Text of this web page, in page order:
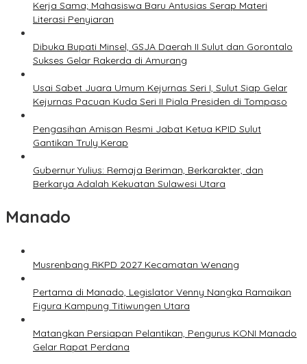
Kerja Sama; Mahasiswa Baru Antusias Serap Materi
Literasi Penyiaran
Dibuka Bupati Minsel, GSJA Daerah II Sulut dan Gorontalo
Sukses Gelar Rakerda di Amurang
Usai Sabet Juara Umum Kejurnas Seri I, Sulut Siap Gelar
Kejurnas Pacuan Kuda Seri II Piala Presiden di Tompaso
Pengasihan Amisan Resmi Jabat Ketua KPID Sulut
Gantikan Truly Kerap
Gubernur Yulius: Remaja Beriman, Berkarakter, dan
Berkarya Adalah Kekuatan Sulawesi Utara
Manado
Musrenbang RKPD 2027 Kecamatan Wenang
Pertama di Manado, Legislator Venny Nangka Ramaikan
Figura Kampung Titiwungen Utara
Matangkan Persiapan Pelantikan, Pengurus KONI Manado
Gelar Rapat Perdana